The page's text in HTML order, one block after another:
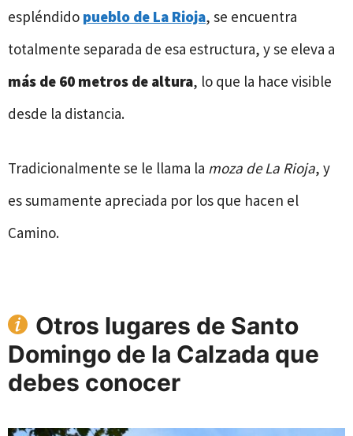
espléndido pueblo de La Rioja, se encuentra
totalmente separada de esa estructura, y se eleva a
más de 60 metros de altura, lo que la hace visible
desde la distancia.
Tradicionalmente se le llama la moza de La Rioja, y
es sumamente apreciada por los que hacen el
Camino.
Otros lugares de Santo
Domingo de la Calzada que
debes conocer